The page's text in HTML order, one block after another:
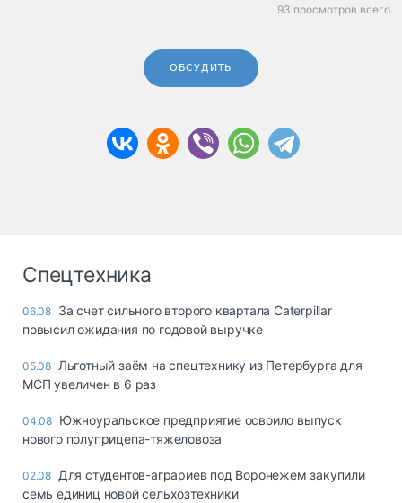
93 просмотров всего.
ОБСУДИТЬ
Спецтехника
06.08 За счет сильного второго квартала Caterpillar
повысил ожидания по годовой выручке
05.08 Льготный заём на спецтехнику из Петербурга для
МСП увеличен в 6 раз
04.08 Южноуральское предприятие освоило выпуск
нового полуприцепа-тяжеловоза
02.08 Для студентов-аграриев под Воронежем закупили
семь единиц новой сельхозтехники